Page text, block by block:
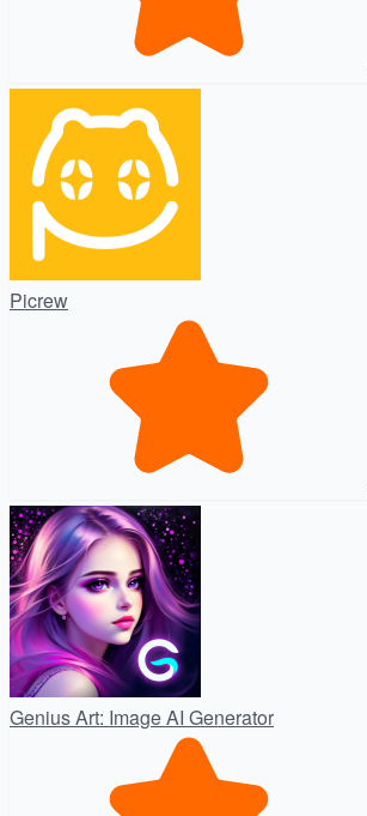
Picrew
Genius Art: Image AI Generator